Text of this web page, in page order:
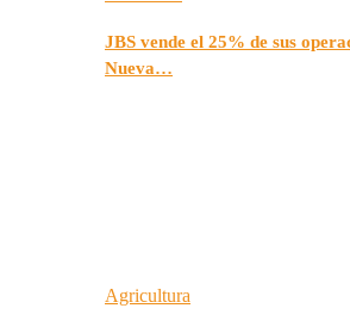
JBS vende el 25% de sus
Nueva…
Agricultura